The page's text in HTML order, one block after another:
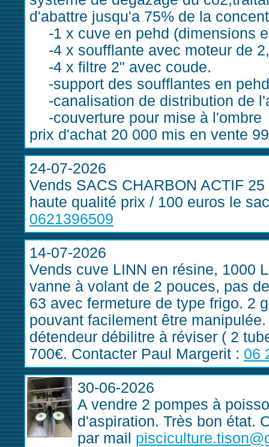
d'abattre jusqu'a 75% de la
1 x cuve en pehd (dimensions
4 x soufflante avec moteur de
4 x filtre 2" avec coude.
support des soufflantes en
canalisation de distribution de
couverture pour mise à l'ombre
prix d'achat 20 000 mis en vente
24-07-2026
Vends SACS CHARBON ACTIF
haute qualité prix / 100 euros le
0621396509
14-07-2026
Vends cuve LINN en résine, 1000
vanne à volant de 2 pouces, pas
63 avec fermeture de type frigo. 2
pouvant facilement être
détendeur débilitre à réviser ( 2
700€. Contacter Paul Margerit : 06
30-06-2026
A vendre 2 pompes à
d'aspiration. Très bon état.
par mail